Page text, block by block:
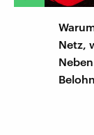
Netz,